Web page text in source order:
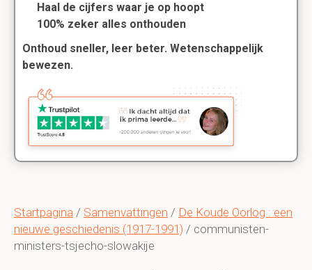
Startpagina / Samenvattingen / De Koude Oorlog : een
nieuwe geschiedenis (1917-1991) / communisten-
ministers-tsjecho-slowakije
Haal de cijfers waar je op hoopt
100% zeker alles onthouden
Onthoud sneller, leer beter. Wetenschappelijk
bewezen.